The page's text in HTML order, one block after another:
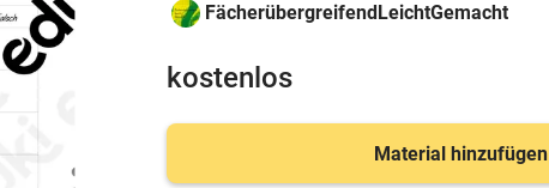
FächerübergreifendLeichtGemacht
kostenlos
Material hinzufügen